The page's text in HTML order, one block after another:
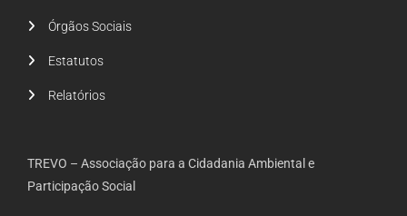
Órgãos Sociais
Estatutos
Relatórios
TREVO – Associação para a Cidadania Ambiental e
Participação Social